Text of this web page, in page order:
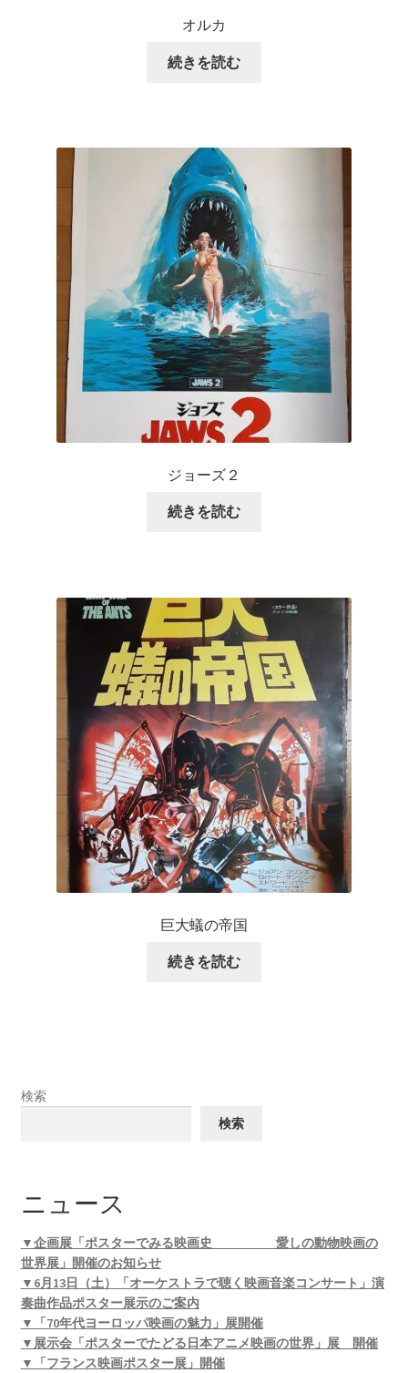
オルカ
続きを読む
ジョーズ２
続きを読む
巨大蟻の帝国
続きを読む
検索
検索
ニュース
▼企画展「ポスターでみる映画史 愛しの動物映画の
世界展」開催のお知らせ
▼6月13日（土）「オーケストラで聴く映画音楽コンサート」演
奏曲作品ポスター展示のご案内
▼「70年代ヨーロッパ映画の魅力」展開催
▼展示会「ポスターでたどる日本アニメ映画の世界」展 開催
▼「フランス映画ポスター展」開催